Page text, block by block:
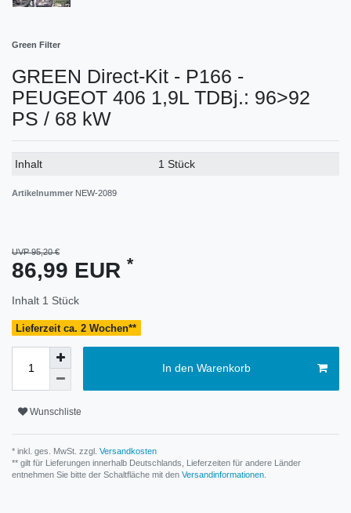
Green Filter
GREEN Direct-Kit - P166 -
PEUGEOT 406 1,9L TDBj.: 96>92
PS / 68 kW
Technisches
Wert
Inhalt 1 Stück
Artikelnummer NEW-2089
UVP 95,20 €
86,99 EUR *
Inhalt 1 Stück
Lieferzeit ca. 2 Wochen**
In den Warenkorb
Wunschliste
* inkl. ges. MwSt. zzgl. Versandkosten
** gilt für Lieferungen innerhalb Deutschlands, Lieferzeiten für andere Länder
entnehmen Sie bitte der Schaltfläche mit den Versandinformationen